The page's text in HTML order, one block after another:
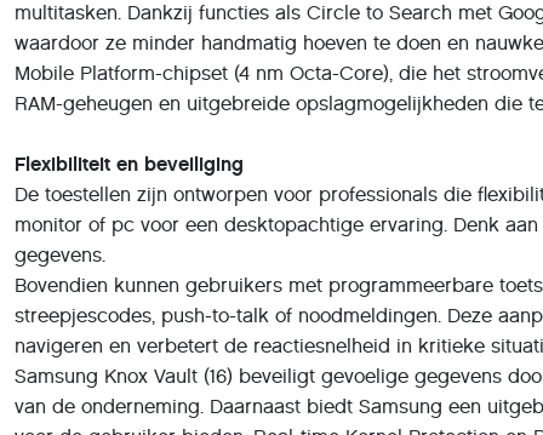
multitasken. Dankzij functies als Circle to Search met
waardoor ze minder handmatig hoeven te doen en
Mobile Platform-chipset (4 nm Octa-Core), die het
RAM-geheugen en uitgebreide opslagmogelijkheden die
Flexibiliteit en beveiliging
De toestellen zijn ontworpen voor professionals die
monitor of pc voor een desktopachtige ervaring. Denk
gegevens.
Bovendien kunnen gebruikers met programmeerbare
streepjescodes, push-to-talk of noodmeldingen. Deze
navigeren en verbetert de reactiesnelheid in kritieke
Samsung Knox Vault (16) beveiligt gevoelige gegevens
van de onderneming. Daarnaast biedt Samsung een